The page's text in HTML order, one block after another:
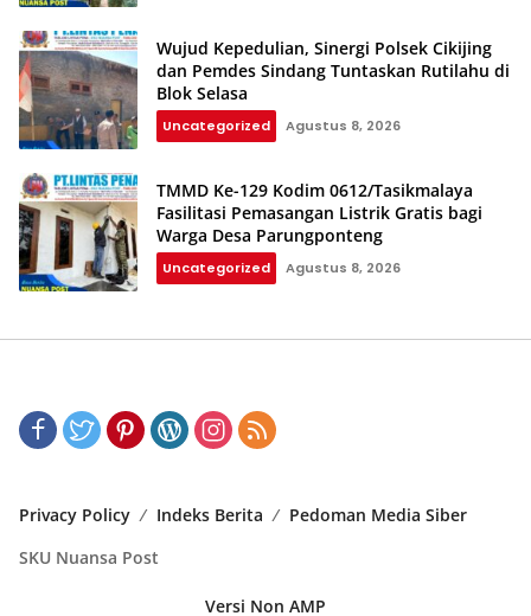
Wujud Kepedulian, Sinergi Polsek Cikijing
dan Pemdes Sindang Tuntaskan Rutilahu di
Blok Selasa‎‎
Uncategorized Agustus 8, 2026
TMMD Ke-129 Kodim 0612/Tasikmalaya
Fasilitasi Pemasangan Listrik Gratis bagi
Warga Desa Parungponteng
Uncategorized Agustus 8, 2026
Privacy Policy Indeks Berita
Pedoman Media Siber
SKU Nuansa Post
Versi Non AMP